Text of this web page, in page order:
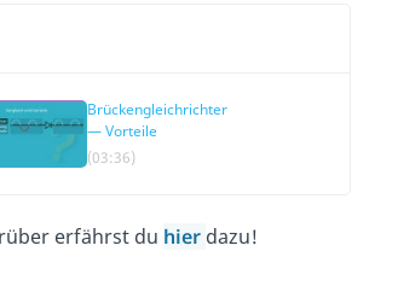
Brückengleichrichter
— Vorteile
(03:36)
erfährst du hier dazu!